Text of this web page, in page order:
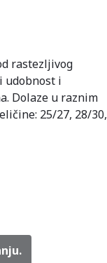
rastezljivog
udobnost i
Dolaze u raznim
25/27, 28/30,